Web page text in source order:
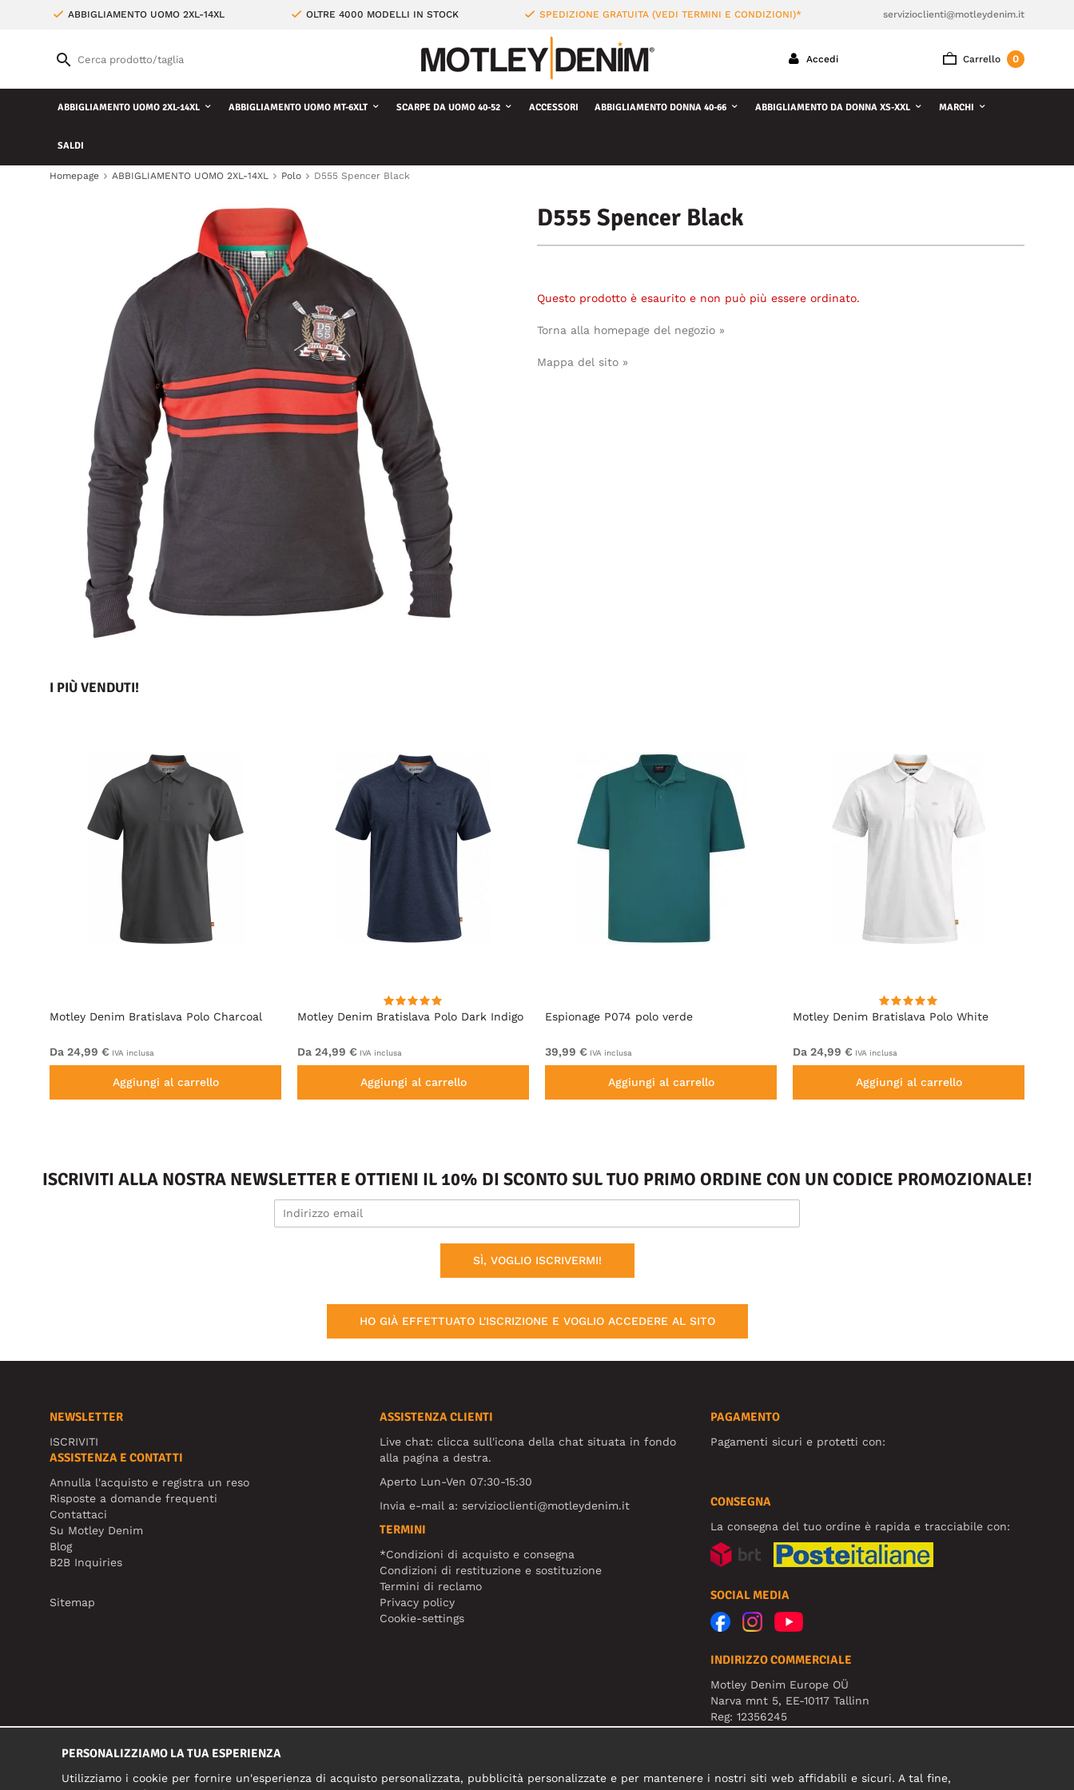
ABBIGLIAMENTO UOMO 2XL-14XL OLTRE 4000 MODELLI IN STOCK SPEDIZIONE GRATUITA (VEDI TERMINI E CONDIZIONI)* servizioclienti@motleydenim.it
Carrello 0
Accedi
ABBIGLIAMENTO UOMO 2XL-14XL ABBIGLIAMENTO UOMO MT-6XLT SCARPE DA UOMO 40-52 ACCESSORI ABBIGLIAMENTO DONNA 40-66 ABBIGLIAMENTO DA DONNA XS-XXL MARCHI
SALDI
Homepage ABBIGLIAMENTO UOMO 2XL-14XL Polo D555 Spencer Black
D555 Spencer Black
Questo prodotto è esaurito e non può più essere ordinato.
Torna alla homepage del negozio »
Mappa del sito »
I PIÙ VENDUTI!
Motley Denim Bratislava Polo Charcoal
Da 24,99 € IVA inclusa
Aggiungi al carrello
Motley Denim Bratislava Polo Dark Indigo
Da 24,99 € IVA inclusa
Aggiungi al carrello
Espionage P074 polo verde
39,99 € IVA inclusa
Aggiungi al carrello
Motley Denim Bratislava Polo White
Da 24,99 € IVA inclusa
Aggiungi al carrello
ISCRIVITI ALLA NOSTRA NEWSLETTER E OTTIENI IL 10% DI SCONTO SUL TUO PRIMO ORDINE CON UN CODICE PROMOZIONALE!
SÌ, VOGLIO ISCRIVERMI!
HO GIÀ EFFETTUATO L'ISCRIZIONE E VOGLIO ACCEDERE AL SITO
NEWSLETTER
ISCRIVITI
ASSISTENZA E CONTATTI
Annulla l'acquisto e registra un reso
Risposte a domande frequenti
Contattaci
Su Motley Denim
Blog
B2B Inquiries
Sitemap
ASSISTENZA CLIENTI
Live chat: clicca sull'icona della chat situata in fondo
alla pagina a destra.
Aperto Lun-Ven 07:30-15:30
Invia e-mail a:servizioclienti@motleydenim.it
TERMINI
*Condizioni di acquisto e consegna
Condizioni di restituzione e sostituzione
Termini di reclamo
Privacy policy
Cookie-settings
PAGAMENTO
Pagamenti sicuri e protetti con:
CONSEGNA
La consegna del tuo ordine è rapida e tracciabile con:
SOCIAL MEDIA
INDIRIZZO COMMERCIALE
Motley Denim Europe OÜ
Narva mnt 5, EE-10117 Tallinn
Reg: 12356245
PERSONALIZZIAMO LA TUA ESPERIENZA
Utilizziamo i cookie per fornire un'esperienza di acquisto personalizzata, pubblicità personalizzate e per mantenere i nostri siti web affidabili e sicuri. A tal fine,